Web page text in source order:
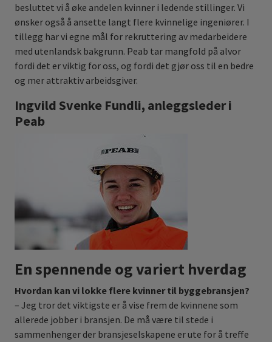
besluttet vi å øke andelen kvinner i ledende stillinger. Vi
ønsker også å ansette langt flere kvinnelige ingeniører. I
tillegg har vi egne mål for rekruttering av medarbeidere
med utenlandsk bakgrunn. Peab tar mangfold på alvor
fordi det er viktig for oss, og fordi det gjør oss til en bedre
og mer attraktiv arbeidsgiver.
Ingvild Svenke Fundli, anleggsleder i
Peab
En spennende og variert hverdag
Hvordan kan vi lokke flere kvinner til byggebransjen?
– Jeg tror det viktigste er å vise frem de kvinnene som
allerede jobber i bransjen. De må være til stede i
sammenhenger der bransjeselskapene er ute for å treffe